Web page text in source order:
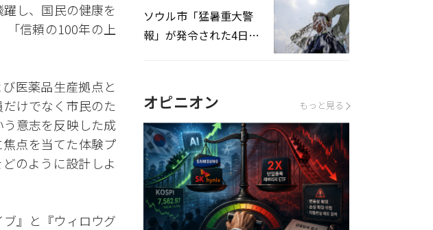
し、国民の健康を
「信頼の100年の上
医薬品生産拠点と
けでなく市民のた
意志を反映した成
点を当てた体験プ
のように設計しよ
』と『ウィロウグ
ソウル市「猛暑重大警
報」が発令された4日、
オピニオン もっと見る